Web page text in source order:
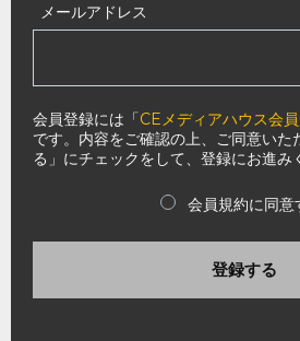
メールアドレス
会員登録には「CEメディアハウス会
です。内容をご確認の上、ご同意いた
る」にチェックをして、登録にお進み
会員規約に同意
登録する